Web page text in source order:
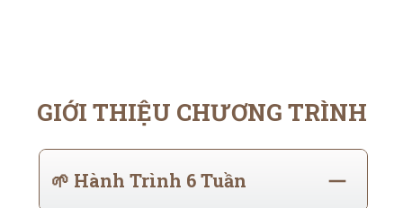
GIỚI THIỆU CHƯƠNG TRÌNH
🌱 Hành Trình 6 Tuần